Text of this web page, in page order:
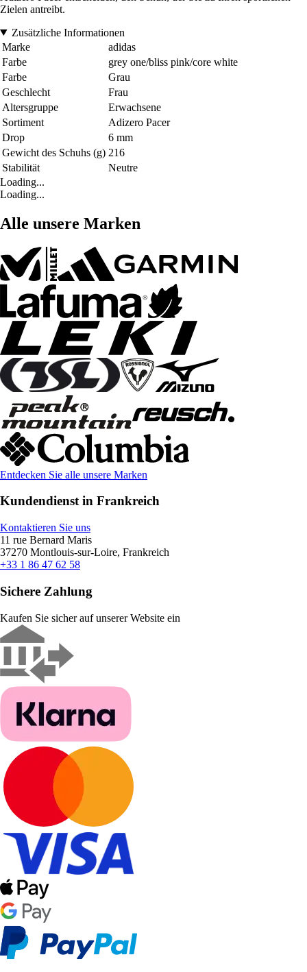
Zielen antreibt.
Zusätzliche Informationen
Marke
adidas
Farbe
grey one/bliss pink/core white
Farbe
Grau
Geschlecht
Frau
Altersgruppe
Erwachsene
Sortiment
Adizero Pacer
Drop
6 mm
Gewicht des Schuhs (g) 216
Stabilität
Neutre
Loading...
Loading...
Alle unsere Marken
Entdecken Sie alle unsere Marken
Kundendienst in Frankreich
Kontaktieren Sie uns
11 rue Bernard Maris
37270 Montlouis-sur-Loire, Frankreich
+33 1 86 47 62 58
Sichere Zahlung
Kaufen Sie sicher auf unserer Website ein